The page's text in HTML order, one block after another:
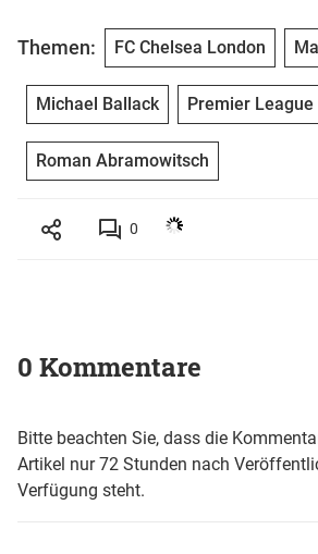
Themen: FC Chelsea London
Michael Ballack Premier League
Roman Abramowitsch
0
0 Kommentare
Bitte beachten Sie, dass die
Artikel nur 72 Stunden nach
Verfügung steht.